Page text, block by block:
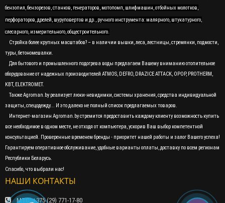
бензопил, бензорезов, станков, генераторов, мотопомп, шлифмашин, отбойных молотков,
перфораторов, дрелей, шуруповертов и др., ручного инструмента: малярного, штукатурного,
слесарного, измерительного, общестроительного.
Стройка более крупных масштабов? – в наличии вышки, леса, лестницы, стремянки, подмости,
туры, бетономешалки.
Для бытового и промышленного подогрева воды предлагаем Вашему вниманию отопительное
оборудование от надежных производителей ATMOS, DEFRO, DRAZICE ATTACK, OPOP, PROTHERM,
KBT, ELEKTROMET.
Также Agroman.by реализует люки-невидимки, системы хранения, средства индивидуальной
защиты, спецодежду... И это далеко не полный список предлагаемых товаров.
Интернет-магазин Agroman.by стремится предоставить каждому клиенту возможность купить
все необходимое в одном месте, не отходя от компьютера, ускорив Ваш выбор компетентной
консультацией. Проверенные временем бренды - приоритет нашей работы и залог Вашего успеха!
Гарантируем оперативное обслуживание, удобные варианты оплаты, доставку по всем регионам
Республики Беларусь.
Спасибо, что выбрали нас!
НАШИ КОНТАКТЫ
МТС: +375 (29) 771-17-80